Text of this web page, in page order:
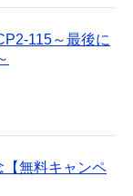
115～最後に
【無料キャンペ